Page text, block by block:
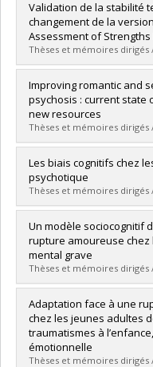
Diplômé(e) : Pennou,
Cycle :Doctorat
Diplôme obtenu :Ph. D.
Lien vers le document
Validation de la stabilité
changement de la
Assessment of Strengths
Thèses et mémoires dirigés
Diplômé(e) :Power,
Cycle :Doctorat
Diplôme obtenu :
Lien vers le document
Improving romantic and
psychosis : current
new resources
Thèses et mémoires dirigés
Diplômé(e) :Cloutier,
Cycle :Doctorat
Diplôme obtenu :Ph. D.
Lien vers le document
Les biais cognitifs chez
psychotique
Thèses et mémoires dirigés
Diplômé(e) :Samson,
Cycle :Doctorat
Diplôme obtenu :
Lien vers le document
Un modèle sociocognitif
rupture amoureuse
mental grave
Thèses et mémoires dirigés
Diplômé(e) :Francoeur,
Cycle :Doctorat
Diplôme obtenu :Ph. D.
Lien vers le document
Adaptation face à une
chez les jeunes adultes
traumatismes à
émotionnelle
Thèses et mémoires dirigés